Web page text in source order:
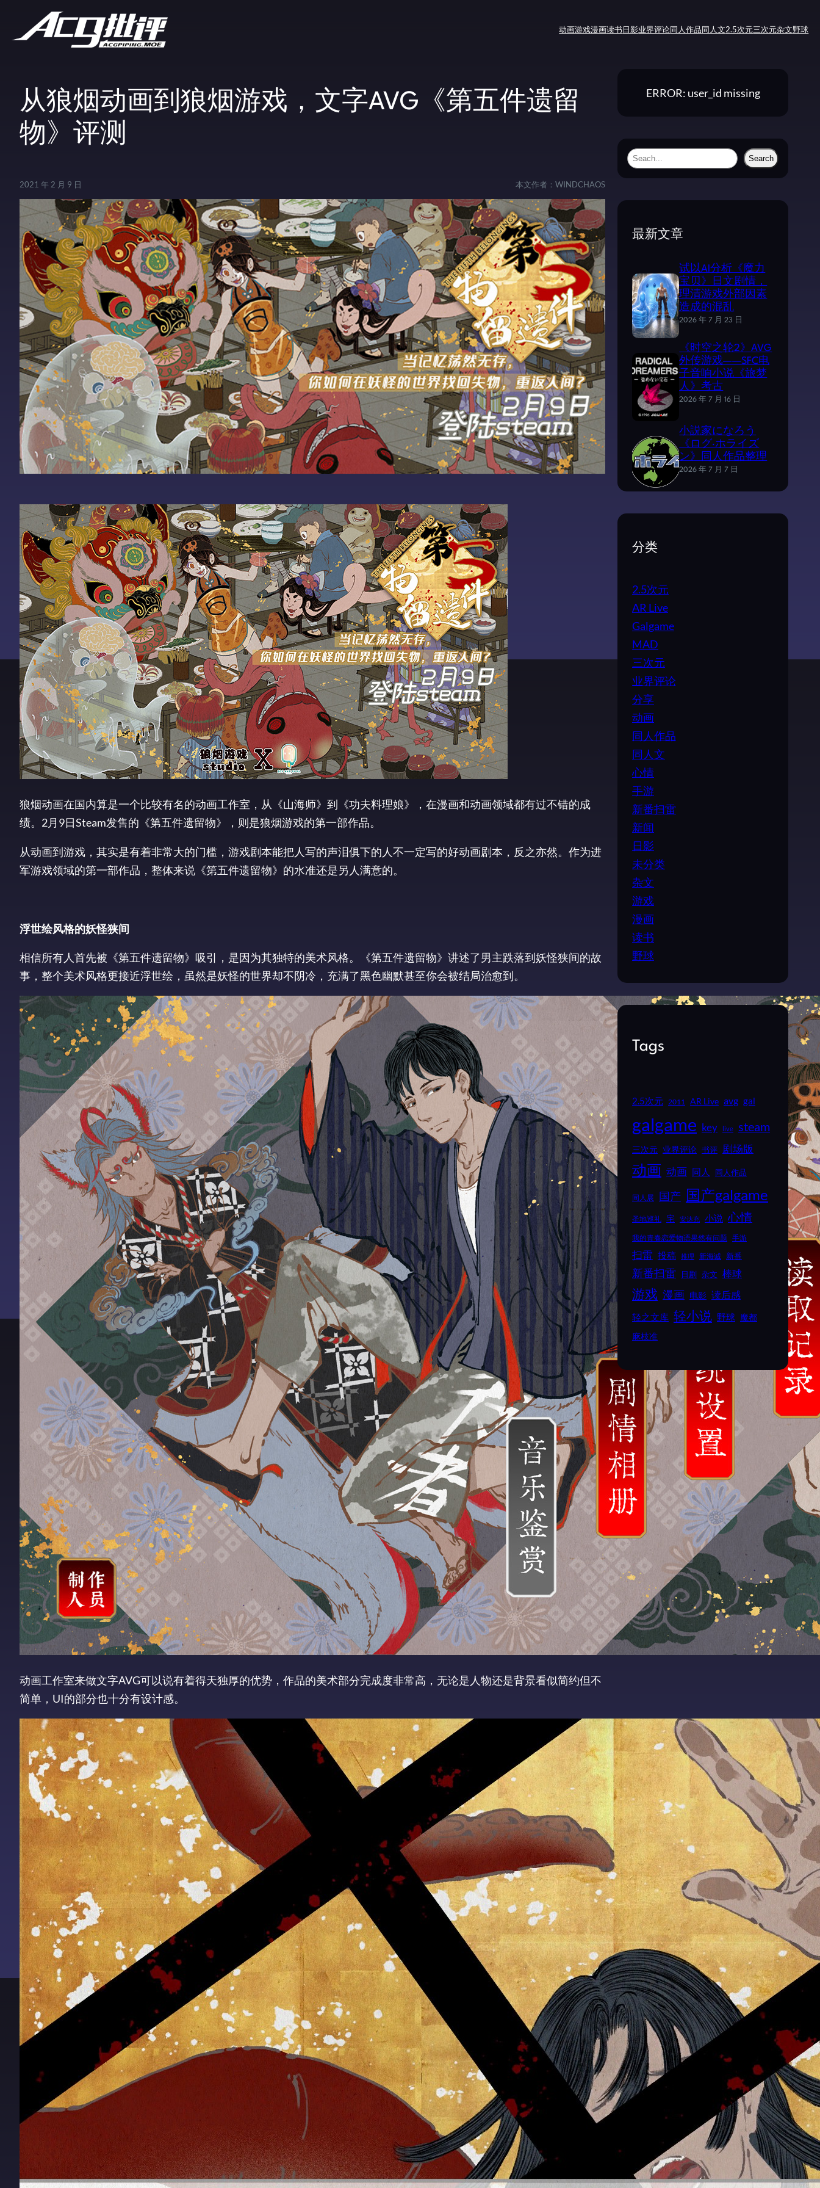
动画游戏漫画读书日影业界评论同人作品同人文2.5次元三次元杂文野球
从狼烟动画到狼烟游戏，文字AVG《第五件遗留
物》评测
2021 年 2 月 9 日 本文作者： WINDCHAOS
狼烟动画在国内算是一个比较有名的动画工作室，从《山海师》到《功夫料理娘》，在漫画和动画领域都有过不错的成
绩。2月9日Steam发售的《第五件遗留物》，则是狼烟游戏的第一部作品。
从动画到游戏，其实是有着非常大的门槛，游戏剧本能把人写的声泪俱下的人不一定写的好动画剧本，反之亦然。作为进
军游戏领域的第一部作品，整体来说《第五件遗留物》的水准还是另人满意的。
浮世绘风格的妖怪狭间
相信所有人首先被《第五件遗留物》吸引，是因为其独特的美术风格。《第五件遗留物》讲述了男主跌落到妖怪狭间的故
事，整个美术风格更接近浮世绘，虽然是妖怪的世界却不阴冷，充满了黑色幽默甚至你会被结局治愈到。
动画工作室来做文字AVG可以说有着得天独厚的优势，作品的美术部分完成度非常高，无论是人物还是背景看似简约但不
简单，UI的部分也十分有设计感。
ERROR: user_id missing
S
e
Search
最新文章
试以AI分析《魔力
宝贝》日文剧情，
理清游戏外部因素
造成的混乱
2026 年 7 月 23 日
《时空之轮2》AVG
外传游戏——SFC电
子音响小说《旅梦
人》考古
2026 年 7 月 16 日
小説家になろう
《ログ·ホライズ
ン》同人作品整理
2026 年 7 月 7 日
分类
2.5次元
AR Live
Galgame
MAD
三次元
业界评论
分享
动画
同人作品
同人文
心情
手游
新番扫雷
新闻
日影
未分类
杂文
游戏
漫画
读书
野球
Tags
2.5次元 2011 AR Live avg gal
galgame key live steam
三次元 业界评论 书评 剧场版
动画 动画 同人 同人作品
同人展 国产 国产galgame
圣地巡礼 宅 安达充 小说 心情
我的青春恋爱物语果然有问题 手游
扫雷 投稿 推理 新海诚 新番
新番扫雷 日剧 杂文 棒球
游戏 漫画 电影 读后感
轻之文库 轻小说 野球 魔都
麻枝准